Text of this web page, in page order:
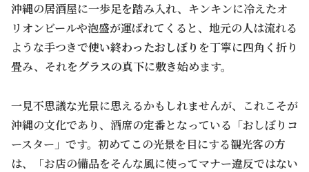
沖縄の居酒屋に一歩足を踏み入れ、キンキンに冷えたオ
リオンビールや泡盛が運ばれてくると、地元の人は流れる
ような手つきで使い終わったおしぼり を丁寧に四角く折り
畳み、それをグラスの真下に敷き始めます。
一見不思議な光景に思えるかもしれませんが、これこそが
沖縄の文化であり、酒席の定番となっている「おしぼりコ
ースター」です。初めてこの光景を目にする観光客の方
は、「お店の備品をそんな風に使ってマナー違反ではない